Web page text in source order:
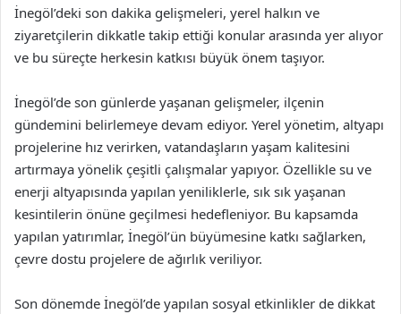
İnegöl’deki son dakika gelişmeleri, yerel halkın ve
ziyaretçilerin dikkatle takip ettiği konular arasında yer alıyor
ve bu süreçte herkesin katkısı büyük önem taşıyor.
İnegöl’de son günlerde yaşanan gelişmeler, ilçenin
gündemini belirlemeye devam ediyor. Yerel yönetim, altyapı
projelerine hız verirken, vatandaşların yaşam kalitesini
artırmaya yönelik çeşitli çalışmalar yapıyor. Özellikle su ve
enerji altyapısında yapılan yeniliklerle, sık sık yaşanan
kesintilerin önüne geçilmesi hedefleniyor. Bu kapsamda
yapılan yatırımlar, İnegöl’ün büyümesine katkı sağlarken,
çevre dostu projelere de ağırlık veriliyor.
Son dönemde İnegöl’de yapılan sosyal etkinlikler de dikkat